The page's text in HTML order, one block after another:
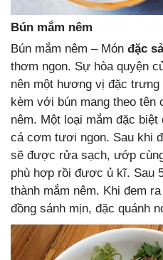
Bún mắm nêm
Bún mắm nêm – Món đặc
thơm ngon. Sự hòa quyện
nên một hương vị đặc
kèm với bún mang theo tên
nêm. Một loại mắm đặc
cá cơm tươi ngon. Sau khi
sẽ được rửa sạch, ướp
phù hợp rồi được ủ kĩ. Sau
thành mắm nêm. Khi đem
đồng sánh mịn, đặc quánh